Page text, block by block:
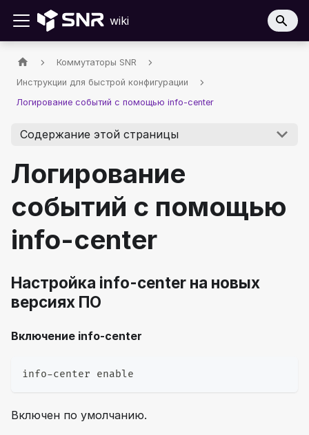
wiki
Коммутаторы SNR
Инструкции для быстрой конфигурации
Логирование событий с помощью info-center
Содержание этой страницы
Логирование
событий с помощью
info-center
Настройка info-center на новых
версиях ПО
Включение info-center
info-center enable
Включен по умолчанию.